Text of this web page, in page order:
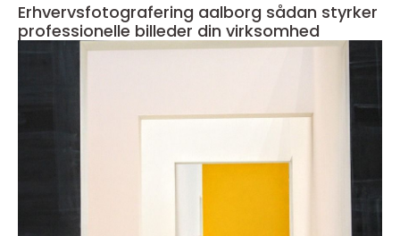
Erhvervsfotografering aalborg sådan styrker
professionelle billeder din virksomhed